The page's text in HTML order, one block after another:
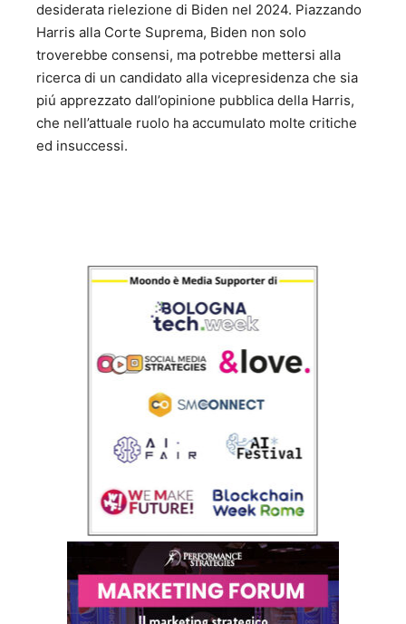
desiderata rielezione di Biden nel 2024. Piazzando
Harris alla Corte Suprema, Biden non solo
troverebbe consensi, ma potrebbe mettersi alla
ricerca di un candidato alla vicepresidenza che sia
piú apprezzato dall’opinione pubblica della Harris,
che nell’attuale ruolo ha accumulato molte critiche
ed insuccessi.